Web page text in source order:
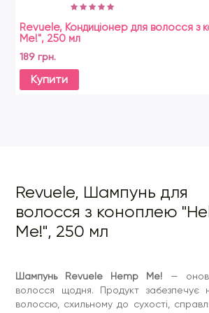
Revuele, Кондиціонер для волосся з
Me!", 250 мл
189 грн.
Купити
Revuele, Шампунь для
волосся з коноплею
Me!", 250 мл
Шампунь Revuele Hemp Me! —
волосся щодня. Продукт забезпечує
волоссю, схильному до сухості,